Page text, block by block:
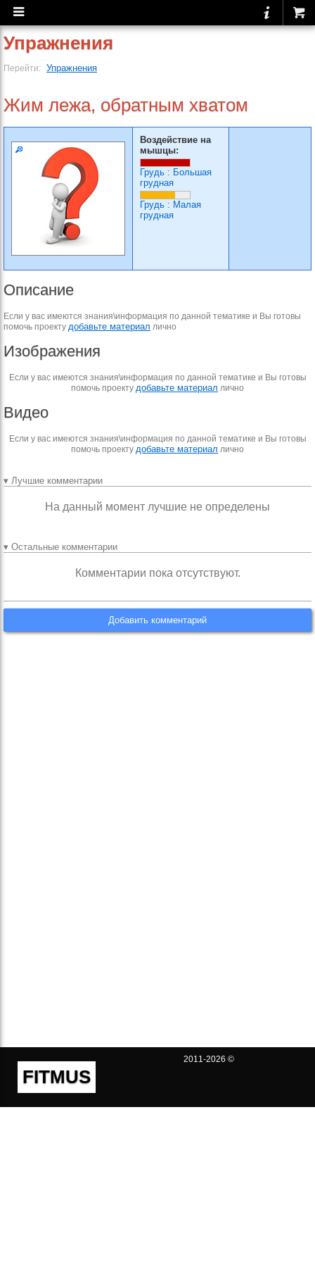
Упражнения
Перейти: Упражнения
Жим лежа, обратным хватом
Воздействие на
мышцы:
Грудь : Большая
грудная
Грудь : Малая
грудная
Описание
Если у вас имеются знания\информация по данной тематике и Вы готовы
помочь проекту добавьте материал лично
Изображения
Если у вас имеются знания\информация по данной тематике и Вы готовы
помочь проекту добавьте материал лично
Видео
Если у вас имеются знания\информация по данной тематике и Вы готовы
помочь проекту добавьте материал лично
▾ Лучшие комментарии
На данный момент лучшие не определены
▾ Остальные комментарии
Комментарии пока отсутствуют.
Добавить комментарий
FITMUS
2011-2026 ©